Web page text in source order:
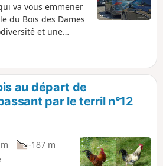
va vous emmener
du Bois des Dames
et une
sur le terril. Un peu
de nombreux
où ils ont
baraquements
au départ de
par le terril n°12
-187 m